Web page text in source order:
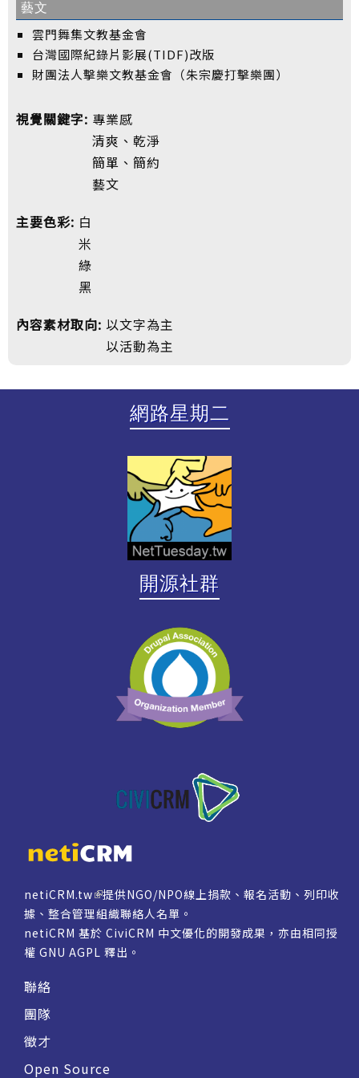
藝文
雲門舞集文教基金會
台灣國際紀錄片影展(TIDF)改版
財團法人擊樂文教基金會（朱宗慶打擊樂團）
視覺關鍵字: 專業感
清爽、乾淨
簡單、簡約
藝文
主要色彩: 白
米
綠
黑
內容素材取向: 以文字為主
以活動為主
網路星期二
開源社群
netiCRM.tw
提供NGO/NPO線上捐款、報名活動、列印收
據、整合管理組織聯絡人名單。
netiCRM 基於 CiviCRM 中文優化的開發成果，亦由相同授
權 GNU AGPL 釋出。
聯絡
團隊
徵才
Open Source